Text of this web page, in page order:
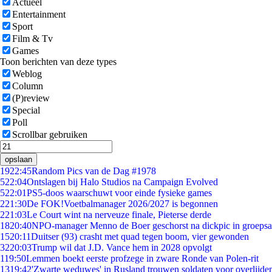
Actueel
Entertainment
Sport
Film & Tv
Games
Toon berichten van deze types
Weblog
Column
(P)review
Special
Poll
Scrollbar gebruiken
opslaan
1922:45Random Pics van de Dag #1978
522:04Ontslagen bij Halo Studios na Campaign Evolved
522:01PS5-doos waarschuwt voor einde fysieke games
221:30De FOK!Voetbalmanager 2026/2027 is begonnen
221:03Le Court wint na nerveuze finale, Pieterse derde
1820:40NPO-manager Menno de Boer geschorst na dickpic in
1520:11Duitser (93) crasht met quad tegen boom, vier gewonden
3220:03Trump wil dat J.D. Vance hem in 2028 opvolgt
119:50Lemmen boekt eerste profzege in zware Ronde van Polen-rit
1319:42'Zwarte weduwes' in Rusland trouwen soldaten voor